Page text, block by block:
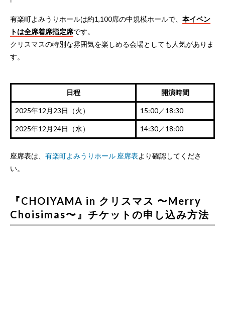
有楽町よみうりホールは約1,100席の中規模ホールで、 本イベン
トは全席着席指定席です。
クリスマスの特別な雰囲気を楽しめる会場としても人気がありま
す。
日程 開演時間
2025年12月23日（火） 15:00／18:30
2025年12月24日（水） 14:30／18:00
座席表は、 有楽町よみうりホール 座席表より確認してくださ
い。
『CHOIYAMA in クリスマス 〜Merry
Choisimas〜』チケットの申し込み方法